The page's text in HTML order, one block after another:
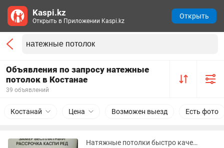
Объявления по запросу натежные
потолок в Костанае
39 объявлений
Костанай Цена Возможен выезд Есть фото
Натяжные потолки быстро качественно не дорого
Kaspi.kz
Открыть в Приложении Kaspi.kz
Открыть